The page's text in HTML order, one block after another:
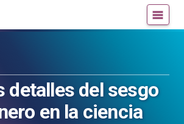
detalles del sesgo
en la ciencia